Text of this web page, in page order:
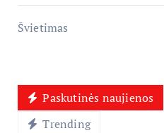
Švietimas
Paskutinės naujienos
Trending